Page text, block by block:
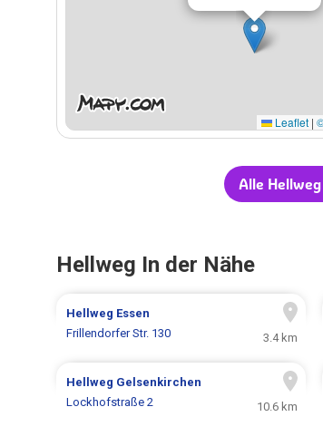
Leaflet |
Alle
Hellweg In der Nähe
Hellweg Essen
Frillendorfer Str. 130
3.4 km
Hellweg Gelsenkirchen
Lockhofstraße 2
10.6 km